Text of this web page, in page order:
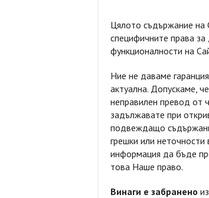
Цялото съдържание на
специфичните права
функционалности на
Ние не даваме
актуална. Допускаме,
неправилен превод от
задължавате при
подвеждащо
грешки или
информация да бъде
това Наше право.
Винаги е забранено